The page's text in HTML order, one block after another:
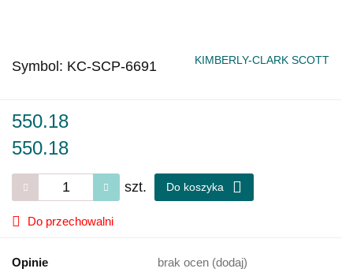
Symbol: KC-SCP-6691 KIMBERLY-CLARK SCOTT
550.18
550.18
szt. Do koszyka
Do przechowalni
Opinie brak ocen (dodaj)